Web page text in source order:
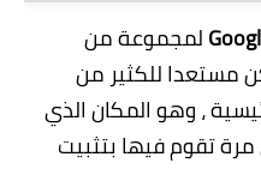
لمجموعة من
مستعدا للكثير من
، وهو المكان الذي
تقوم فيها بتثبيت